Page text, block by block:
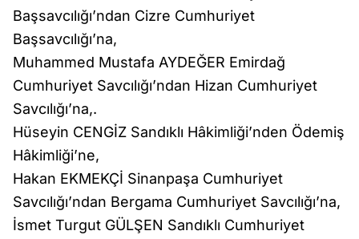
Başsavcılığı’ndan Cizre Cumhuriyet
Başsavcılığı’na,
Muhammed Mustafa AYDEĞER Emirdağ
Cumhuriyet Savcılığı’ndan Hizan Cumhuriyet
Savcılığı’na,.
Hüseyin CENGİZ Sandıklı Hâkimliği’nden Ödemiş
Hâkimliği’ne,
Hakan EKMEKÇİ Sinanpaşa Cumhuriyet
Savcılığı’ndan Bergama Cumhuriyet Savcılığı’na,
İsmet Turgut GÜLŞEN Sandıklı Cumhuriyet